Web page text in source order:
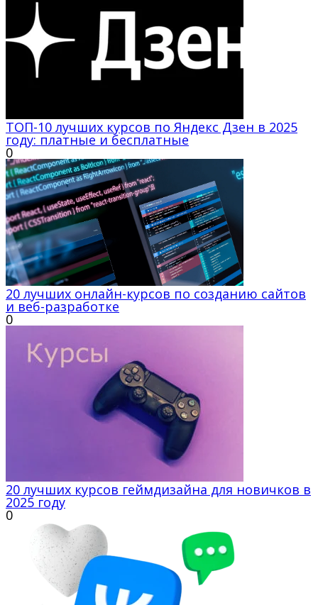
ТОП-10 лучших курсов по Яндекс Дзен в 2025
году: платные и бесплатные
0
20 лучших онлайн-курсов по созданию сайтов
и веб-разработке
0
20 лучших курсов геймдизайна для новичков в
2025 году
0